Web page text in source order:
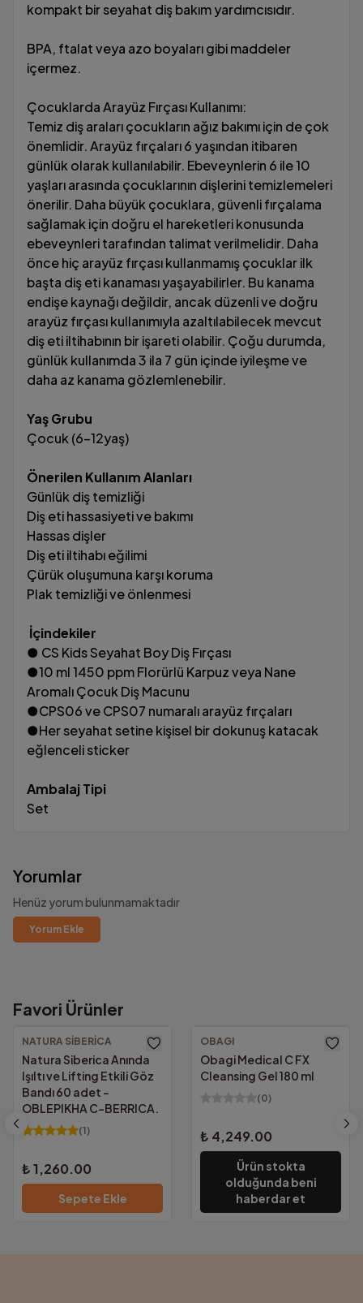
kompakt bir seyahat diş bakım yardımcısıdır.
BPA, ftalat veya azo boyaları gibi maddeler
içermez.
Çocuklarda Arayüz Fırçası Kullanımı:
Temiz diş araları çocukların ağız bakımı için de çok
önemlidir. Arayüz fırçaları 6 yaşından itibaren
günlük olarak kullanılabilir. Ebeveynlerin 6 ile 10
yaşları arasında çocuklarının dişlerini temizlemeleri
önerilir. Daha büyük çocuklara, güvenli fırçalama
sağlamak için doğru el hareketleri konusunda
ebeveynleri tarafından talimat verilmelidir. Daha
önce hiç arayüz fırçası kullanmamış çocuklar ilk
başta diş eti kanaması yaşayabilirler. Bu kanama
endişe kaynağı değildir, ancak düzenli ve doğru
arayüz fırçası kullanımıyla azaltılabilecek mevcut
diş eti iltihabının bir işareti olabilir. Çoğu durumda,
günlük kullanımda 3 ila 7 gün içinde iyileşme ve
daha az kanama gözlemlenebilir.
Yaş Grubu
Çocuk (6-12yaş)
Önerilen Kullanım Alanları
Günlük diş temizliği
Diş eti hassasiyeti ve bakımı
Hassas dişler
Diş eti iltihabı eğilimi
Çürük oluşumuna karşı koruma
Plak temizliği ve önlenmesi
İçindekiler
● CS Kids Seyahat Boy Diş Fırçası
●10 ml 1450 ppm Florürlü Karpuz veya Nane
Aromalı Çocuk Diş Macunu
●CPS06 ve CPS07 numaralı arayüz fırçaları
●Her seyahat setine kişisel bir dokunuş katacak
eğlenceli sticker
Ambalaj Tipi
Set
Yorumlar
Henüz yorum bulunmamaktadır
Yorum Ekle
1000₺ Üzeri Ücretsiz Kargo!
KVKK Uyumu ve güvenlik sertifikalarımızla
tüm bilgileriniz güvencemiz altında.
Favori Ürünler
NATURA SIBERICA
Natura Siberica Anında
Işıltı ve Lifting Etkili Göz
Bandı 60 adet -
OBLEPIKHA C-BERRICA.
(1)
₺ 1,260.00
Sepete Ekle
OBAGI
Obagi Medical C FX
Cleansing Gel 180 ml
(0)
₺ 4,249.00
Ürün stokta
olduğunda beni
haberdar et